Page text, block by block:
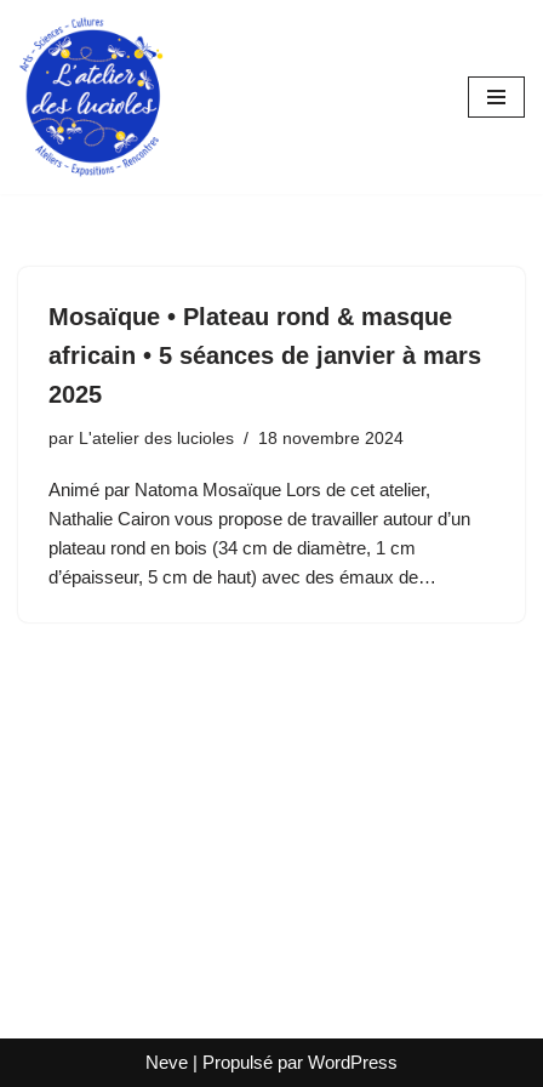
Aller
au
contenu
Mosaïque • Plateau rond & masque
africain • 5 séances de janvier à mars
2025
par L'atelier des lucioles 18 novembre 2024
Animé par Natoma Mosaïque Lors de cet atelier,
Nathalie Cairon vous propose de travailler autour d’un
plateau rond en bois (34 cm de diamètre, 1 cm
d’épaisseur, 5 cm de haut) avec des émaux de…
Neve | Propulsé par WordPress